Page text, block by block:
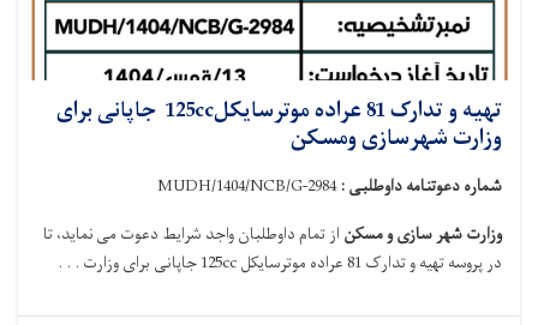
تهیه و تدارک 81 عراده موترسایکل125cc جاپانی برای
وزارت شهرسازی ومسکن
شماره دعوتنامه داوطلبی :MUDH/1404/NCB/G-2984
وزارت شهر سازی و مسکن ازتمام داوطلبان واجد شرایط دعوت می نماید،تا
در پروسهتهیه و تدارک 81 عراده موترسایکل 125ccجاپانی برای وزارت . . .